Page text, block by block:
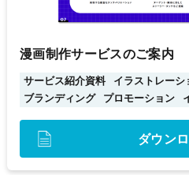
漫画制作サービスのご案内
サービス紹介資料 イラストレーシ
ブランディング
プロモーション
ダウン